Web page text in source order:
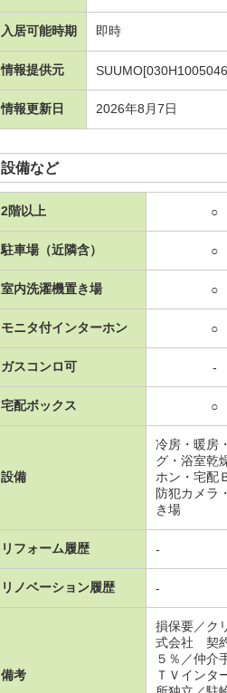
入居可能時期 即時
情報提供元
情報更新日 2026年8月7日
設備など
2階以上 ○
駐車場（近隣含） ○
室内洗濯機置き場 ○
モニタ付インターホン ○
ガスコンロ可 -
宅配ボックス ○
設備
冷房・暖房
グ・浴室乾
ホン・宅配
防犯カメラ
き場
リフォーム履歴 -
リノベーション履歴 -
備考
損保要／ク
式会社 契
５％／仲介
ＴＶインタ